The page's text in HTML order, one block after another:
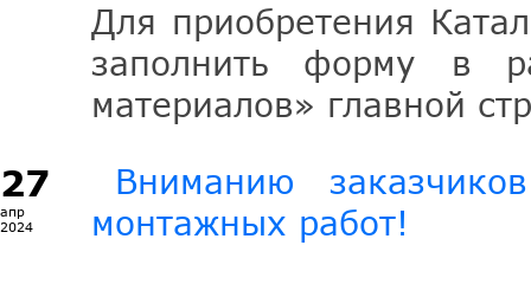
Для приобретения
заполнить форму в
материалов» главной
27
апр
2024
Вниманию
монтажных работ!